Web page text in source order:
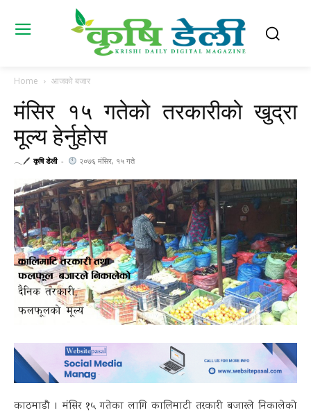
Home आजको बजार
मंसिर १५ गतेकाे तरकारीकाे खुद्रा
मूल्य हेर्नुहोस
𓂃🖊 कृषि डेली - २०७६ मंसिर, १५ गते
काठमाडाै । मंसिर १५ गतेका लागि कालिमाटी तरकारी बजारले निकालेको